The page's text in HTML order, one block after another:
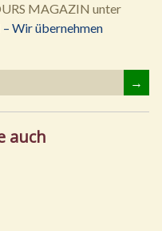
MAGAZIN unter
Wir übernehmen
→
auch